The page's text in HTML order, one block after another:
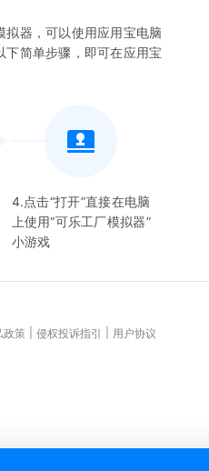
器，可以使用应用宝电脑
简单步骤，即可在应用宝
4.点击“打开”直接在电脑
上使用“可乐工厂模拟器”
小游戏
政策 侵权投诉指引
用户协议